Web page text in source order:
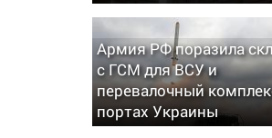
Армия РФ поразила
с ГСМ для ВСУ и
перевалочный
портах Украины